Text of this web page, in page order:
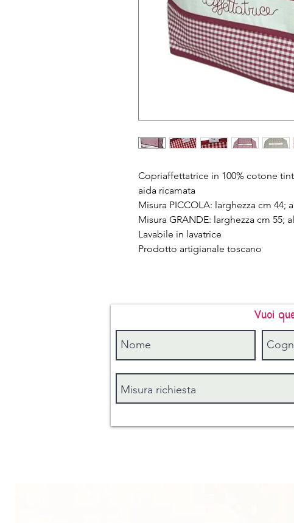
Copriaffettatrice in 100% cotone
aida ricamata
Misura PICCOLA: larghezza cm 44;
Misura GRANDE: larghezza cm 55;
Lavabile in lavatrice
Prodotto artigianale toscano
Vuoi